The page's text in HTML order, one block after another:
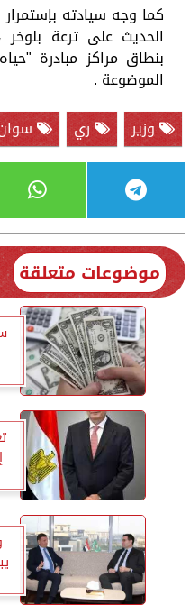
كما وجه سيادته بإستمرار
الحديث على ترعة بلوخر
بنطاق مراكز مبادرة
الموضوعة .
وزير
ري
موضوعات متعلقة